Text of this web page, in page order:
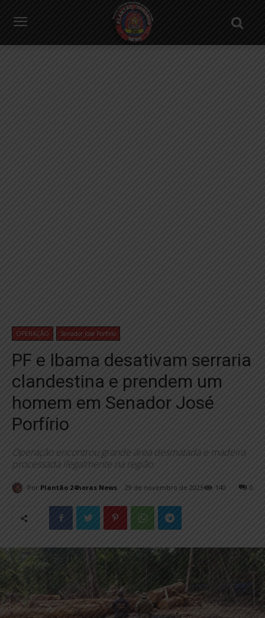
OPERAÇÃO Senador José Porfírio
PF e Ibama desativam serraria
clandestina e prendem um
homem em Senador José
Porfírio
Operação encontrou grande área desmatada e madeira
processada ilegalmente na região.
Por Plantão 24horas News 29 de novembro de 2025 0
140